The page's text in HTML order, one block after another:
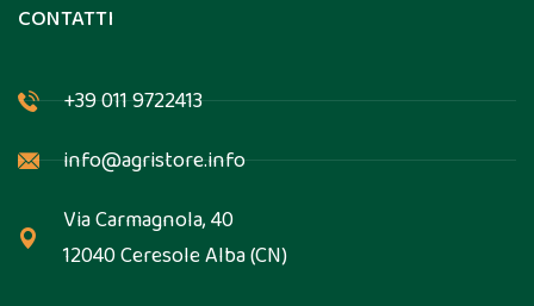
CONTATTI
+39 011 9722413
info@agristore.info
Via Carmagnola, 40
12040 Ceresole Alba (CN)